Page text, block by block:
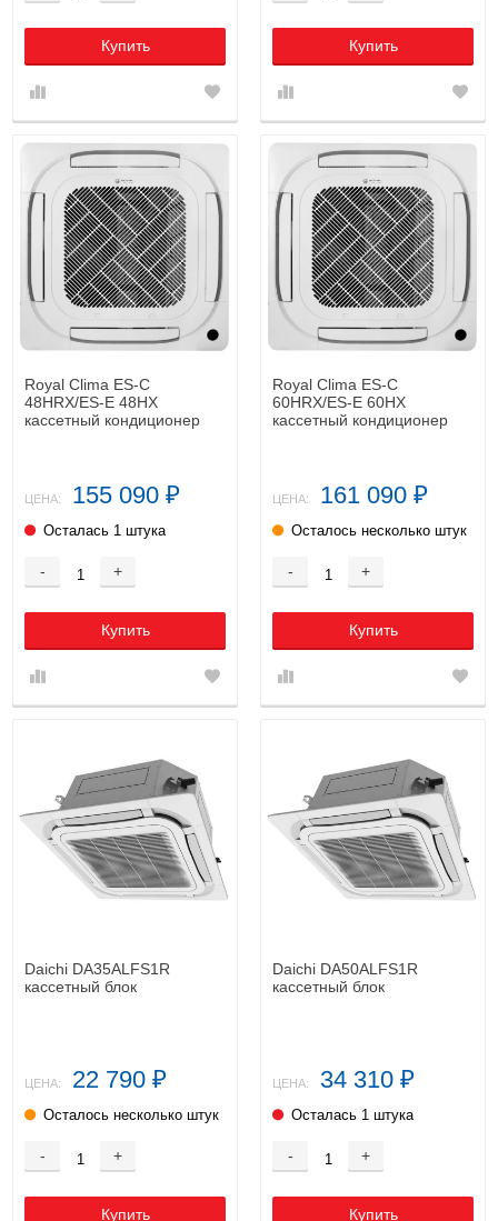
Купить Купить
Royal Clima ES-C
48HRX/ES-E 48HX
кассетный кондиционер
ЦЕНА: 155 090 ₽
Осталась 1 штука
- +
Купить
Royal Clima ES-C
60HRX/ES-E 60HX
кассетный кондиционер
ЦЕНА: 161 090 ₽
Осталось несколько штук
- +
Купить
Daichi DA35ALFS1R
кассетный блок
ЦЕНА: 22 790 ₽
Осталось несколько штук
- +
Купить
Daichi DA50ALFS1R
кассетный блок
ЦЕНА: 34 310 ₽
Осталась 1 штука
- +
Купить